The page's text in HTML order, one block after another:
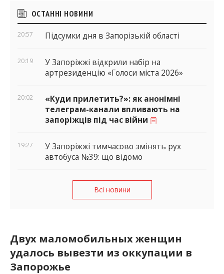
Бічні
віджети
ОСТАННІ НОВИНИ
20:57 Підсумки дня в Запорізькій області
20:19
У Запоріжжі відкрили набір на
артрезиденцію «Голоси міста 2026»
20:02
«Куди прилетить?»: як анонімні
телеграм-канали впливають на
запоріжців під час війни
19:27
У Запоріжжі тимчасово змінять рух
автобуса №39: що відомо
Всі новини
Двух маломобильных женщин
удалось вывезти из оккупации в
Запорожье